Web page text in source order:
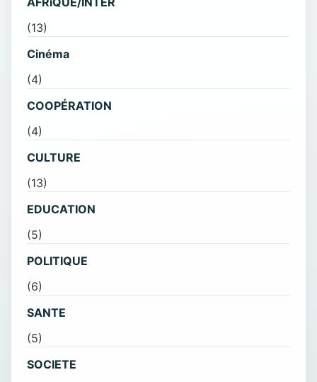
(13)
Cinéma
(4)
COOPÉRATION
(4)
CULTURE
(13)
EDUCATION
(5)
POLITIQUE
(6)
SANTE
(5)
SOCIETE